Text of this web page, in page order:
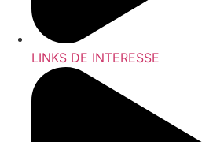
LINKS DE INTERESSE